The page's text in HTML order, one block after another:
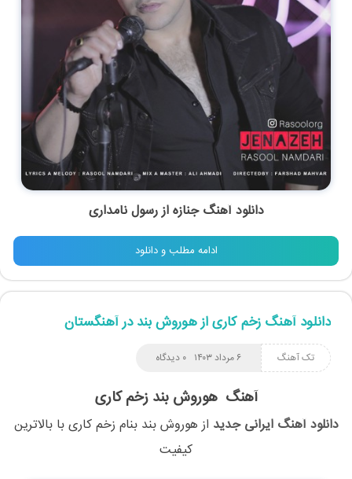
دانلود آهنگ جنازه از رسول نامداری
ادامه مطلب و دانلود
دانلود آهنگ زخم کاری از هوروش بند در آهنگستان
تک آهنگ ۰ دیدگاه ۶ مرداد ۱۴۰۳
آهنگ هوروش بند زخم کاری
دانلود آهنگ ایرانی جدید ازهوروش بندبنام زخم کاریبا بالاترین
کیفیت